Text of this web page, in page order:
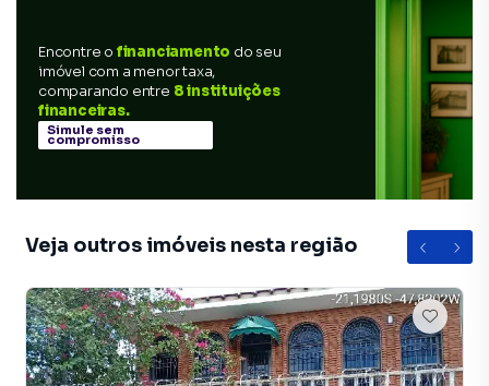
Encontre o financiamento do seu
imóvel com a menor taxa,
comparando entre 8 instituições
financeiras.
Simule sem
compromisso
Veja outros imóveis nesta região